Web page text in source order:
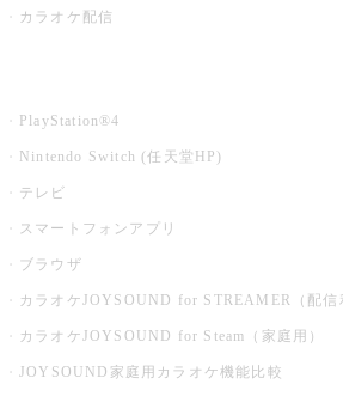
カラオケ配信
PlayStation®4
Nintendo Switch (任天堂HP)
テレビ
スマートフォンアプリ
ブラウザ
カラオケJOYSOUND for STREAMER（配信
カラオケJOYSOUND for Steam（家庭用）
JOYSOUND家庭用カラオケ機能比較